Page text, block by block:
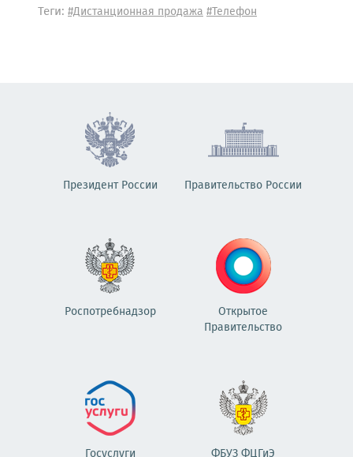
Теги: #Дистанционная продажа#Телефон
Президент России Правительство России
Роспотребнадзор
Открытое
Правительство